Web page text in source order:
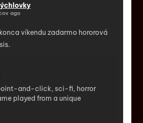
ago
víkendu zadarmo hororová
and-click, sci-fi, horror
played from a unique